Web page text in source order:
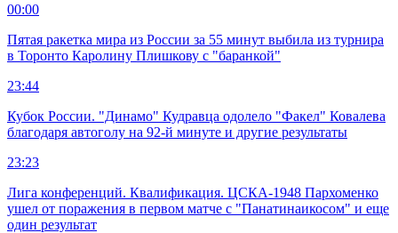
00:00
Пятая ракетка мира из России за 55 минут выбила из турнира
в Торонто Каролину Плишкову с "баранкой"
23:44
Кубок России. "Динамо" Кудравца одолело "Факел" Ковалева
благодаря автоголу на 92-й минуте и другие результаты
23:23
Лига конференций. Квалификация. ЦСКА-1948 Пархоменко
ушел от поражения в первом матче с "Панатинаикосом" и еще
один результат